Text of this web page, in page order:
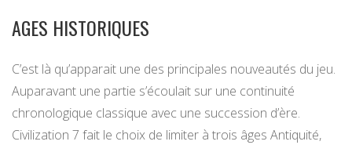
AGES HISTORIQUES
C’est là qu’apparait une des principales nouveautés du jeu.
Auparavant une partie s’écoulait sur une continuité
chronologique classique avec une succession d’ère.
Civilization 7 fait le choix de limiter à trois âges Antiquité,